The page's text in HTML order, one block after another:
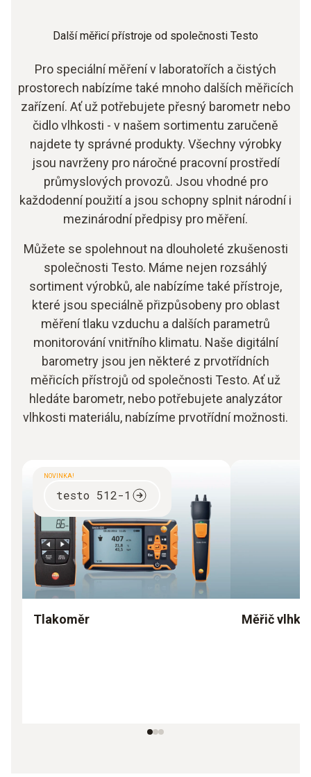
místnosti. Díky integrovanému stolnímu stojanu jej však lze
Další měřicí přístroje od společnosti Testo
Pro speciální měření v laboratořích a čistých
prostorech nabízíme také mnoho dalších měřicích
zařízení. Ať už potřebujete přesný barometr nebo
čidlo vlhkosti - v našem sortimentu zaručeně
najdete ty správné produkty. Všechny výrobky
jsou navrženy pro náročné pracovní prostředí
průmyslových provozů. Jsou vhodné pro
každodenní použití a jsou schopny splnit národní i
mezinárodní předpisy pro měření.
Můžete se spolehnout na dlouholeté zkušenosti
společnosti Testo. Máme nejen rozsáhlý
sortiment výrobků, ale nabízíme také přístroje,
které jsou speciálně přizpůsobeny pro oblast
měření tlaku vzduchu a dalších parametrů
monitorování vnitřního klimatu. Naše digitální
barometry jsou jen některé z prvotřídních
měřicích přístrojů od společnosti Testo. Ať už
hledáte barometr, nebo potřebujete analyzátor
vlhkosti materiálu, nabízíme prvotřídní možnosti.
NOVINKA!
testo 512-1
Tlakoměr Měřič